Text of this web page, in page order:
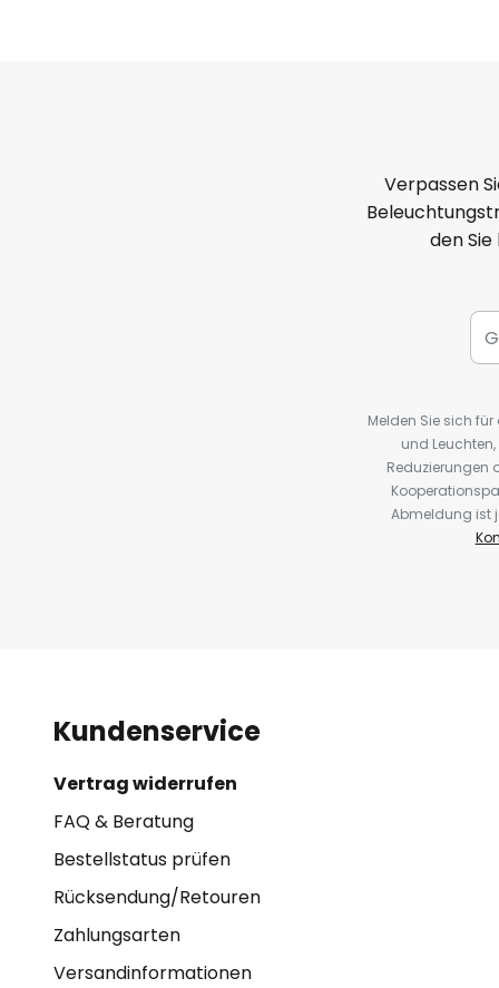
Verpassen
den
Melden Sie sich
und
Reduzierungen
Abmeldung ist
Kundenservice
Vertrag widerrufen
FAQ & Beratung
Bestellstatus prüfen
Rücksendung/Retouren
Zahlungsarten
Versandinformationen